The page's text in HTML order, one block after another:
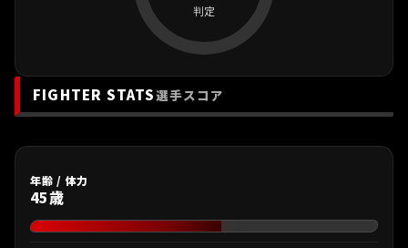
判定
FIGHTER STATS選手スコア
年齢 / 体力
45歳